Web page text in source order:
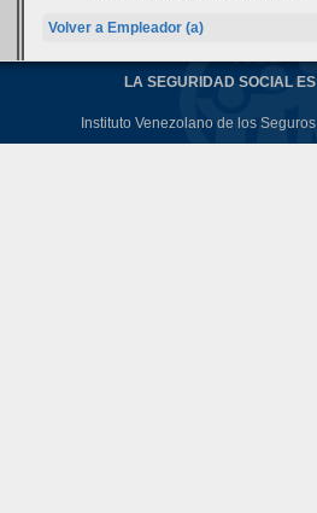
Volver a Empleador (a)
LA SEGURIDAD SOCIAL
Instituto Venezolano de los